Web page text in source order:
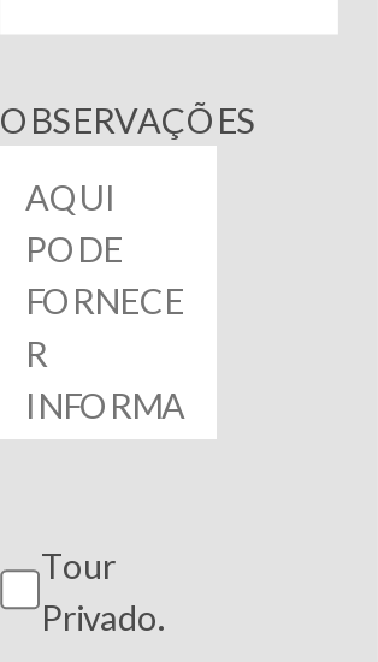
OBSERVAÇÕES
Tour
Privado.